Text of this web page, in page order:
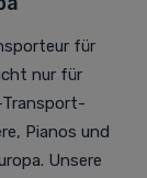
für
nur für
Transport-
Pianos und
Unsere